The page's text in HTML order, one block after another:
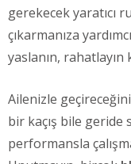
gerekecek yaratıcı
çıkarmanıza
yaslanın, rahatlayın
Ailenizle
bir kaçış bile geride
performansla